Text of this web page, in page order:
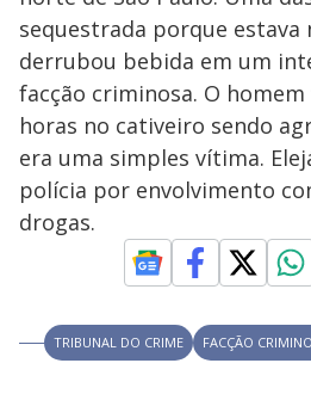
a
y
V
i
d
d
s
n
o
s
M
d
o
sequestrada porque estava
derrubou bebida em um
facção criminosa. O
horas no cativeiro sendo
era uma simples vítima.
polícia por envolvimento
drogas.
TRIBUNAL DO CRIME FACÇÃO